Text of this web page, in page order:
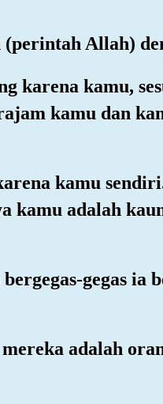
Allah)
karena kamu,
kamu dan
kamu
kamu adalah
gegas ia
adalah